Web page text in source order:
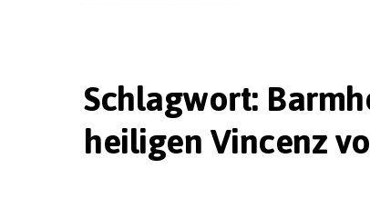
Schlagwort:
heiligen Vincenz